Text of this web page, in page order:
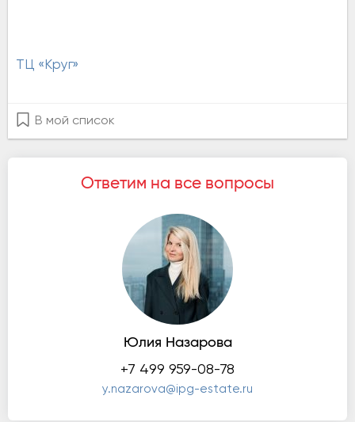
ТЦ «Круг»
В мой список
Ответим на все вопросы
Юлия Назарова
+7 499 959-08-78
y.nazarova@ipg-estate.ru